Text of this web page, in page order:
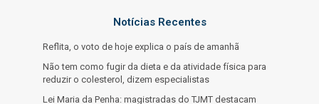
Notícias Recentes
Reflita, o voto de hoje explica o país de amanhã
Não tem como fugir da dieta e da atividade física para
reduzir o colesterol, dizem especialistas
Lei Maria da Penha: magistradas do TJMT destacam